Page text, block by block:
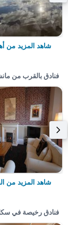
شاهد المزيد من
فنادق بالقرب من
شاهد المزيد من
فنادق رخيصة في